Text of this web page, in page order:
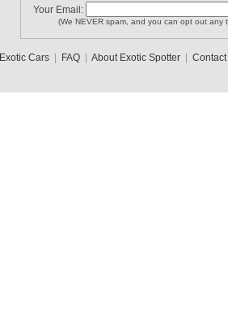
Your Email:
(We NEVER spam, and you can opt out any
Exotic Cars| FAQ| About Exotic Spotter| Contact